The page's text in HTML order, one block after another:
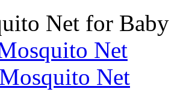
Net for Baby
Net
Net